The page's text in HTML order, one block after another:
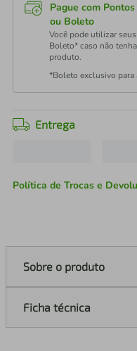
Pague com
ou Boleto
Você pode utilizar
Boleto* caso não
produto.
*Boleto exclusivo para
Entrega
Política de Trocas e
Sobre o produto
Ficha técnica